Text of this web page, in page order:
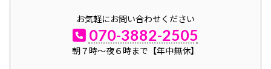
お気軽にお問い合わせください
070-3882-2505
朝７時～夜６時まで【年中無休】